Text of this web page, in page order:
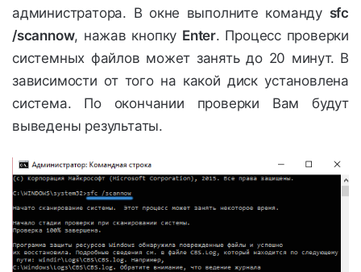
администратора. В окне выполните команду sfc
/scannow, нажав кнопку Enter. Процесс проверки
системных файлов может занять до 20 минут. В
зависимости от того на какой диск установлена
система. По окончании проверки Вам будут
выведены результаты.